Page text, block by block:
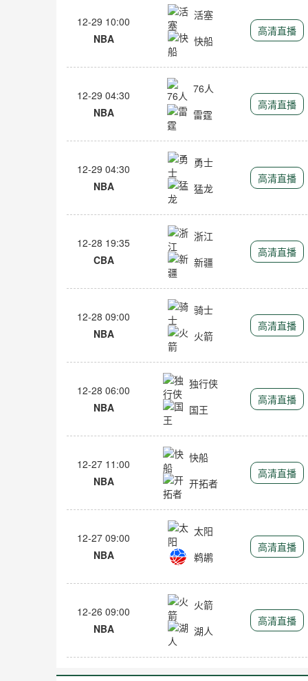
12-29 10:00
NBA
活塞
快船
高清直播
12-29 04:30
NBA
76人
雷霆
高清直播
12-29 04:30
NBA
勇士
猛龙
高清直播
12-28 19:35
CBA
浙江
新疆
高清直播
12-28 09:00
NBA
骑士
火箭
高清直播
12-28 06:00
NBA
独行侠
国王
高清直播
12-27 11:00
NBA
快船
开拓者
高清直播
12-27 09:00
NBA
太阳
鹈鹕
高清直播
12-26 09:00
NBA
火箭
湖人
高清直播